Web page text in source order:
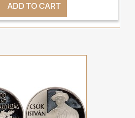
ADD TO CART